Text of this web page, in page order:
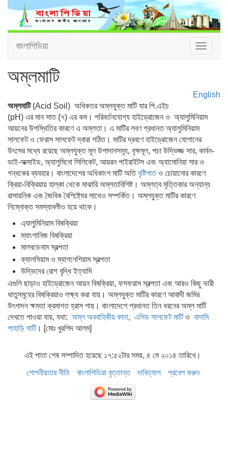
Toggle
বাংলাপিডিয়া
অম্লমাটি
English
অম্লমাটি(Acid Soil) অধিকতর অম্লযুক্ত মাটি যার পি.এইচ
(pH) এর মান সাত (৭) এর কম। পরিবর্তনযোগ্য হাইড্রোজেন ও অ্যালুমিনিয়াম
আয়নের উপস্থিতির কারণে এ অম্লতা। এ মাটির লবণ প্রধানত অ্যালুমিনিয়াম
সালফেট ও ফেরাস সালফেট দ্বারা গঠিত। মাটির দ্রবণে হাইড্রোজেন যোগানের
উৎসের মধ্যে রয়েছে অম্লযুক্ত মূল উপাদানসমূহ, বৃক্ষমূল, পচা উদ্ভিজ্জ সার, কার্বন-
ডাই-অক্সাইড, অ্যালুমিনো সিলিকেট, আয়রন পাইরাইটস এবং অ্যামোনিয়া সার ও
গন্ধকের ব্যবহার। বাংলাদেশের অধিকাংশ মাটি অতিবৃষ্টিপাতও চোয়ানোর কারণে
ক্রিয়া-বিক্রিয়ায় হাল্কা থেকে মাঝারি অম্লতাবিশিষ্ট। অম্লত্ব মৃত্তিকার অন্যান্য
রাসায়নিক এবং জৈবিক বৈশিষ্ট্যের সাথেও সম্পর্কিত। অম্লযুক্ত মাটির কারণে
নিম্নোক্ত সমস্যাবলীও হয়ে থাকে।
এ্যালুমিনিয়াম বিষক্রিয়া
ম্যাংগানিজ বিষক্রিয়া
মালবডেনাম স্বল্পতা
ক্যালসিয়াম ও ম্যাগনেশিয়াম স্বল্পতা
উদ্ভিদের রোগ বৃদ্ধি ইত্যাদি
এগুলি ছাড়াও হাইড্রোজেন আয়ন বিষক্রিয়া, ফসফরাস স্বল্পতা এবং আরও কিছু ভারী
ধাতুসমূহের বিষক্রিয়াও লক্ষ্য করা যায়। অম্লযুক্ত মাটির কারণে আবাদী জমির
উৎপাদন ক্ষমতা ক্রমাগত হ্রাস পায়। বাংলাদেশে প্রধানত তিন ধরনের অম্ল মাটি
দেখতে পাওয়া যায়, যথা: অম্ল অববাহিকীয় কাদা, এসিড সালফেট মাটিও বাদামি
পাহাড়ি মাটি। [মোঃ খুরশিদ আলম]
এই পাতা শেষ সম্পাদিত হয়েছে ১৭:৫২টার সময়, ৪ মে ২০১৪ তারিখে।
গোপনীয়তার নীতি
বাংলাপিডিয়া বৃত্তান্ত দাবিত্যাগ প্রবেশ করুন